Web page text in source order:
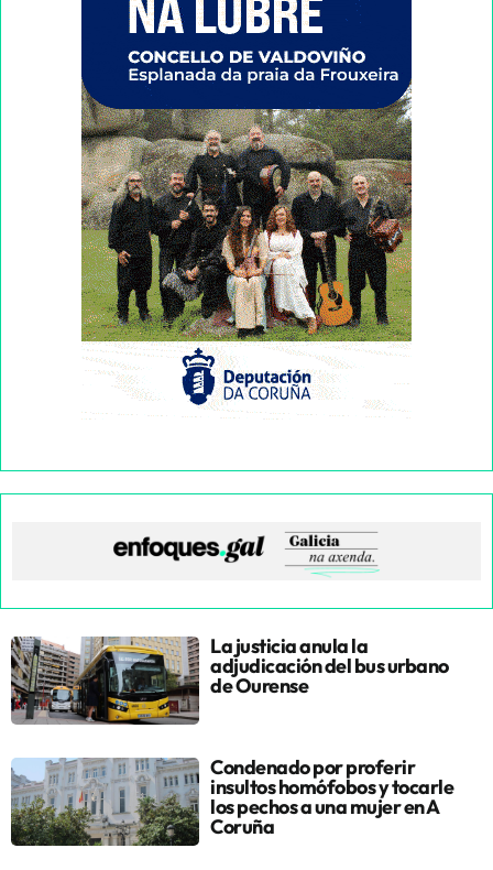
La justicia anula la
adjudicación del bus urbano
de Ourense
Condenado por proferir
insultos homófobos y tocarle
los pechos a una mujer en A
Coruña